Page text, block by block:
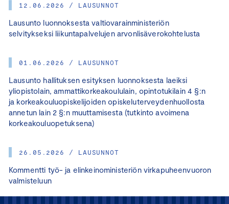
12.06.2026 / LAUSUNNOT
Lausunto luonnoksesta valtiovarainministeriön
selvitykseksi liikuntapalvelujen arvonlisäverokohtelusta
01.06.2026 / LAUSUNNOT
Lausunto hallituksen esityksen luonnoksesta laeiksi
yliopistolain, ammattikorkeakoululain, opintotukilain 4 §:n
ja korkeakouluopiskelijoiden opiskeluterveydenhuollosta
annetun lain 2 §:n muuttamisesta (tutkinto avoimena
korkeakouluopetuksena)
26.05.2026 / LAUSUNNOT
Kommentti työ- ja elinkeinoministeriön virkapuheenvuoron
valmisteluun